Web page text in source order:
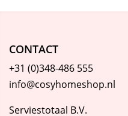
CONTACT
+31 (0)348-486 555
info@cosyhomeshop.nl
Serviestotaal B.V.